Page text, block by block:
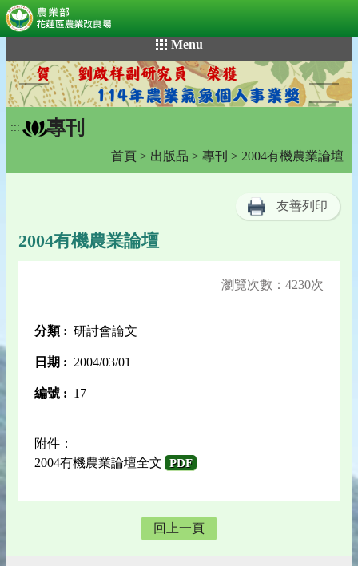
到
主
要
內
容
Menu
::: 專刊
首頁 > 出版品 > 專刊 > 2004有機農業論壇
友善列印
2004有機農業論壇
瀏覽次數：4230次
分類 : 研討會論文
日期 : 2004/03/01
編號 : 17
附件：
2004有機農業論壇全文
PDF
回上一頁